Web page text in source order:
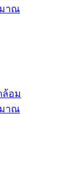
มาณ
ล้อม
มาณ
คมสูงวัยอย่าง
าธารณสุข โดย
อเรื้อรัง (NCDs)
ที่มีสถิติเพิ่มสูงขึ้น
การบริโภคที่ไม่
พ กอง
ลา จึงได้ดำเนิน
ทันโรค ตระหนัก
ละฟื้นฟูร่างกาย
วัตถุดิบที่ปลอดภัย
วิตประจำวันได้